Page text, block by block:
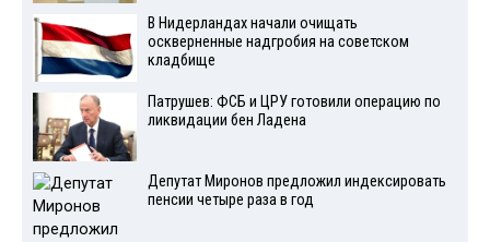
В Нидерландах начали очищать
оскверненные надгробия на советском
кладбище
Патрушев: ФСБ и ЦРУ готовили операцию по
ликвидации бен Ладена
Депутат Миронов предложил индексировать
пенсии четыре раза в год